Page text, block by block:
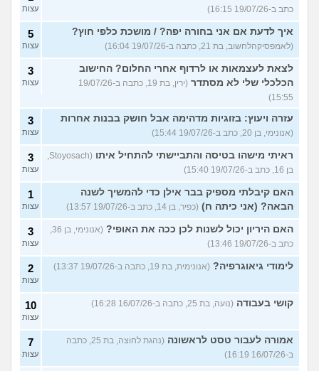
כתב ב-19/07/26 16:15)
עצות
איך לדעת אם אני בחורה יפה? / מושכת כלפי חוץ?
(לאמפסיקהלחשוב, בת 21, כתבה ב-19/07/26 16:04)
5
עצות
לצאת לעצמאות או לרדוף אחרי החלום? החישוב
הכלכלי שלי לא מסתדר
(ירין, בת 19, כתבה ב-19/07/26
15:55)
3
עצות
עזרה ויעוץ: בזוגיות מדהימה אבל חושק בבנות אחרות
(אנונימי, בן 20, כתב ב-19/07/26 15:44)
3
עצות
ראיתי מישהו בטיסה והתביישתי להתחיל איתו
בן 16, כתב ב-19/07/26 15:40)
3
עצות
האם קיבלתי מספיק בבר אילן כדי להמשיך לשנה
הבאה? (אני כיתה ח) (כפיר, בן 14, כתב ב-19/07/26 13:57)
1
עצות
האם היריון יכול לשנות לכן ככה את האופי?
כתב ב-19/07/26 13:46)
3
עצות
לימודי גיאוגרפיה? (אנונימית, בת 19, כתבה ב-19/07/26 13:37) 2
עצות
קושי בעבודה (נועה, בת 25, כתבה ב-16/07/26 16:28) 10
עצות
אמורה לעבור טסט לראשונה
(נהגת לחוצה, בת 25, כתבה
ב-16/07/26 16:19)
7
עצות